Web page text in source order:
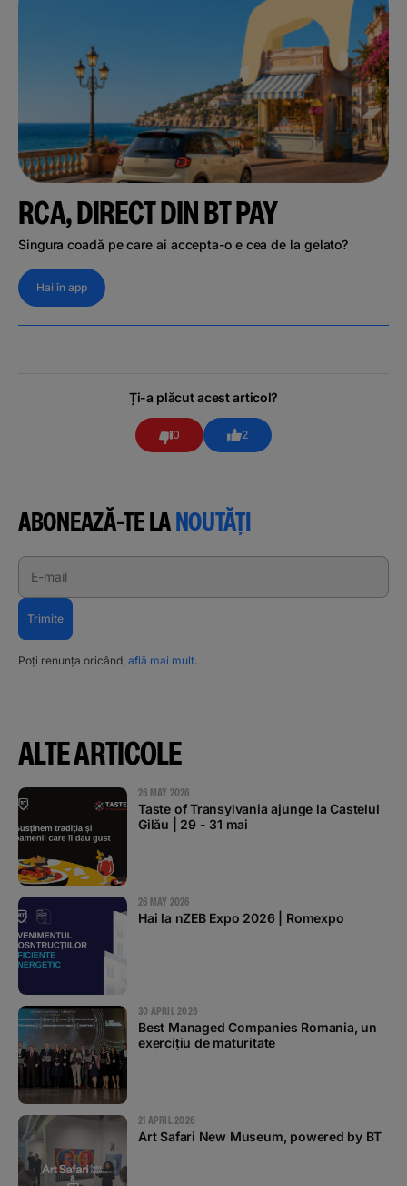
RCA, DIRECT DIN BT PAY
Singura coadă pe care ai accepta-o e cea de la gelato?
Hai în app
Ți-a plăcut acest articol?
0 2
ABONEAZĂ-TE LANOUTĂȚI
E-mail
Trimite
Poți renunța oricând, află mai mult.
ALTE ARTICOLE
26 MAY 2026
Taste of Transylvania ajunge la Castelul
Gilău | 29 - 31 mai
26 MAY 2026
Hai la nZEB Expo 2026 | Romexpo
30 APRIL 2026
Best Managed Companies Romania, un
exercițiu de maturitate
21 APRIL 2026
Art Safari New Museum, powered by BT